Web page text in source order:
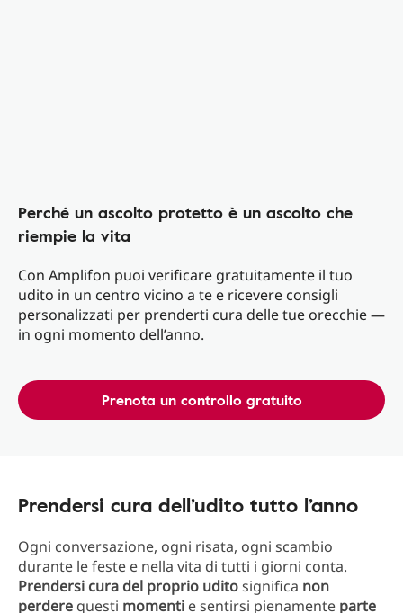
Perché un ascolto protetto è un ascolto che
riempie la vita
Con Amplifon puoi verificare gratuitamente il tuo
udito in un centro vicino a te e ricevere consigli
personalizzati per prenderti cura delle tue orecchie —
in ogni momento dell’anno.
Prenota un controllo gratuito
Prendersi cura dell’udito tutto l’anno
Ogni conversazione, ogni risata, ogni scambio
durante le feste e nella vita di tutti i giorni conta.
Prendersi cura del proprio uditosignifica non
perdere questi momenti e sentirsi pienamente parte